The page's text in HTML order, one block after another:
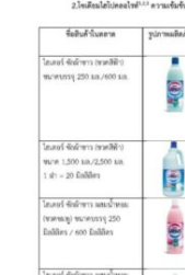
ปัวนาน่านแคมป์ปิ้ง
ปัวพัตรา โฮเทล
ปัวพาราไดซ์เพลส
ปัวสบายรีสอร์ท
ปัวเดอวิว บูติค รีสอร์ท